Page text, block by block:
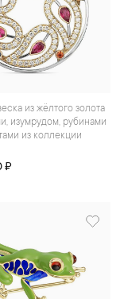
изумрудом, рубинами
из коллекции
₽